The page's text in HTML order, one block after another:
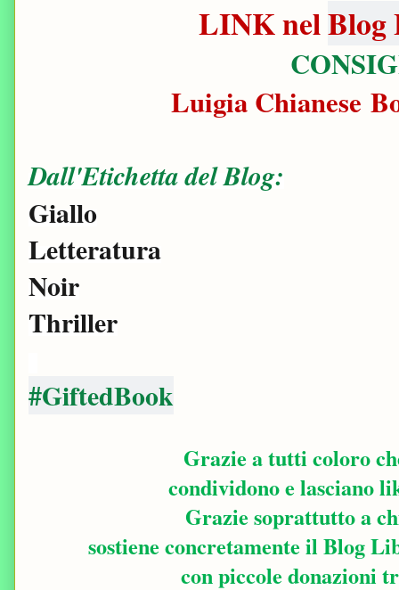
LINK nelBlog
Luigia Chianese
Dall'Etichetta del Blog:
Giallo
Letteratura
Noir
Thriller
#GiftedBook
Grazie a tutti coloro
condividono e lasciano
Grazie soprattutto a
sostiene concretamente il Blog
con piccole donazioni